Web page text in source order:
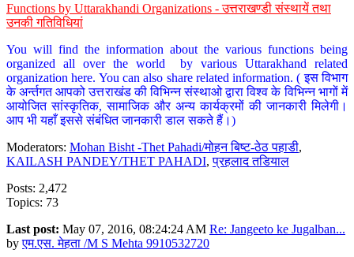
Functions by Uttarakhandi Organizations - उत्तराखण्डी संस्थायें तथा
उनकी गतिविधियां
You will find the information about the various functions being
organized all over the world by various Uttarakhand related
organization here. You can also share related information. ( इस विभाग
के अर्न्तगत आपको उत्तराखंड की विभिन्न संस्थाओ द्वारा विश्व के विभिन्न भागों में
आयोजित सांस्कृतिक, सामाजिक और अन्य कार्यक्रमों की जानकारी मिलेगी।
आप भी यहाँ इससे संबंधित जानकारी डाल सकते हैं।)
Moderators: Mohan Bisht -Thet Pahadi/मोहन बिष्ट-ठेठ पहाडी,
KAILASH PANDEY/THET PAHADI,प्रहलाद तडियाल
Posts: 2,472
Topics: 73
Last post: May 07, 2016, 08:24:24 AM Re: Jangeeto ke Jugalban...
byएम.एस. मेहता /M S Mehta 9910532720